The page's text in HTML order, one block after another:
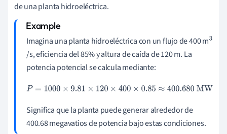
de una planta hidroeléctrica.
Imagina una planta hidroeléctrica con un flujo de 400 m3
/s, eficiencia del 85% y altura de caída de 120 m. La
potencia potencial se calcula mediante:
P= 1000×9.81 ×120 ×400×0.85≈400.680MW
Significa que la planta puede generar alrededor de
400.68 megavatios de potencia bajo estas condiciones.